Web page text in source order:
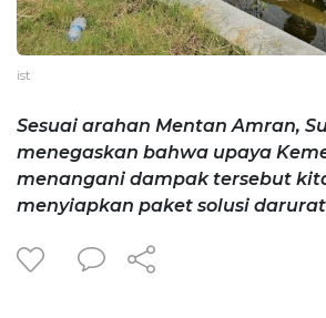
ist
Sesuai arahan Mentan Amran,
menegaskan bahwa upaya
menangani dampak tersebut
menyiapkan paket solusi